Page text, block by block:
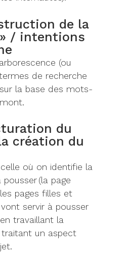
de la
» / intentions
(ou
de recherche
sur la base des mots-
.
du
création du
où on identifie la
pousser(la page
pages filles et
servir à pousser
travaillant la
traitant un aspect